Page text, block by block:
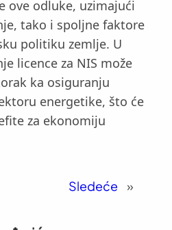
ove odluke, uzimajući
tako i spoljne faktore
politiku zemlje. U
licence za NIS može
ka osiguranju
energetike, što će
za ekonomiju
Sledeće »